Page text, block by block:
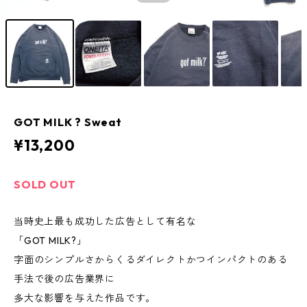
GOT MILK ? Sweat
¥13,200
SOLD OUT
当時史上最も成功した広告として有名な
「GOT MILK?」
字面のシンプルさからくるダイレクトかつインパクトのある
手法で後の広告業界に
多大な影響を与えた作品です。